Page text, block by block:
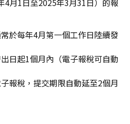
4月1日至2025年3月31日）的報
常於每年4月第一個工作日陸續發
出日起1個月內（電子報稅可自動
子報稅，提交期限自動延至2個月